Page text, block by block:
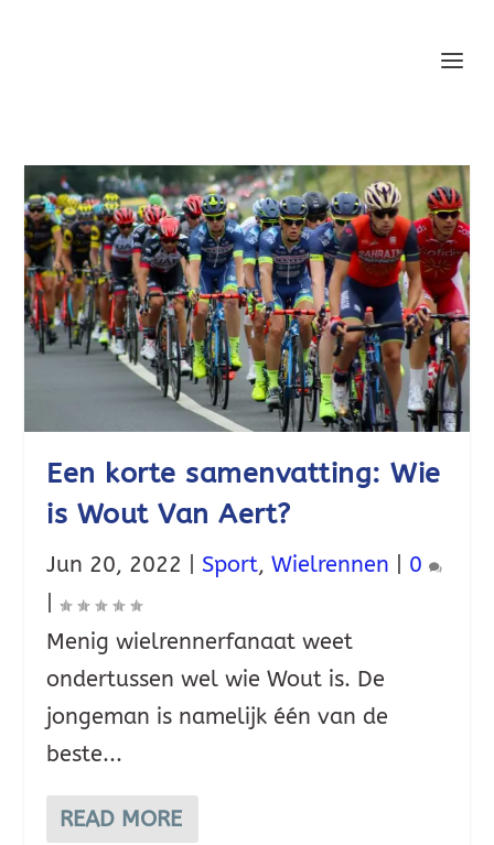
Een korte samenvatting: Wie
is Wout Van Aert?
Jun 20, 2022 |Sport,Wielrennen
0
|
Menig wielrennerfanaat weet
ondertussen wel wie Wout is. De
jongeman is namelijk één van de
beste...
READ MORE